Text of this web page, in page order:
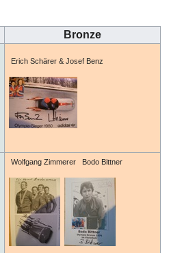
Bronze
Erich Schärer & Josef Benz
Wolfgang Zimmerer Bodo Bittner